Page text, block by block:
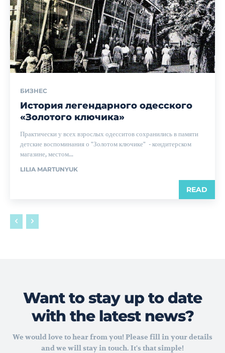
БИЗНЕС
История легендарного одесского
«Золотого ключика»
Практически у всех взрослых одесситов сохранились в памяти
детские воспоминания о "Золотом ключике" - кондитерском
магазине, местом...
LILIA MARTUNYUK
READ
Want to stay up to date
with the latest news?
We would love to hear from you! Please fill in your details
and we will stay in touch. It's that simple!